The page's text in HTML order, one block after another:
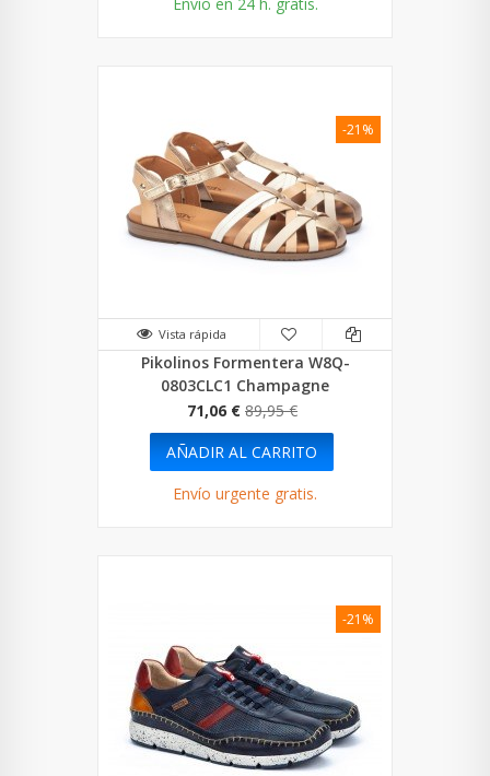
Vista rápida
Pikolinos Formentera W8Q-
0803CLC1 Champagne
71,06 € 89,95 €
-21%
AÑADIR AL CARRITO
Envío urgente gratis.
-21%